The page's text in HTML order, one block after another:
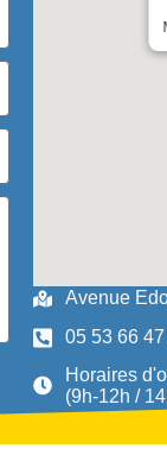
Avenue
05 53 66
Horaires
(9h-12h /